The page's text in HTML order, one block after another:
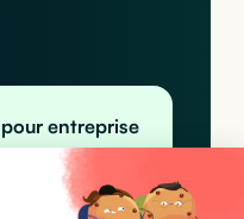
entreprise